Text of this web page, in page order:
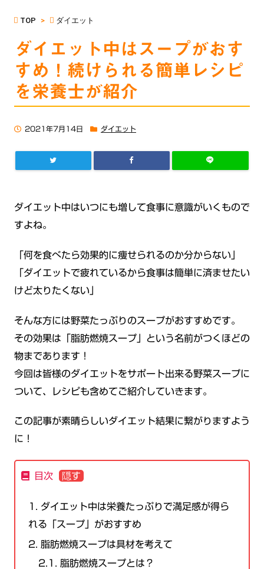
TOP > ダイエット
ダイエット中はスープがおす
すめ！続けられる簡単レシピ
を栄養士が紹介
2021年7月14日 ダイエット
ダイエット中はいつにも増して食事に意識がいくもので
すよね。
「何を食べたら効果的に痩せられるのか分からない」
「ダイエットで疲れているから食事は簡単に済ませたい
けど太りたくない」
そんな方には野菜たっぷりのスープがおすすめです。
その効果は「脂肪燃焼スープ」という名前がつくほどの
物まであります！
今回は皆様のダイエットをサポート出来る野菜スープに
ついて、レシピも含めてご紹介していきます。
この記事が素晴らしいダイエット結果に繋がりますよう
に！
目次
1.
ダイエット中は栄養たっぷりで満足感が得ら
れる「スープ」がおすすめ
2.
脂肪燃焼スープは具材を考えて
2.1.
脂肪燃焼スープとは？